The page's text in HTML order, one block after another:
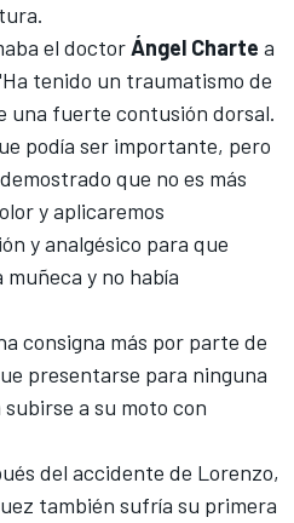
el doctorÁngel Charte a
tenido un traumatismo de
una fuerte contusión dorsal.
podía ser importante, pero
que no es más
y aplicaremos
y analgésico para que
y no había
consigna más por parte de
presentarse para ninguna
a su moto con
del accidente de Lorenzo,
también sufría su primera